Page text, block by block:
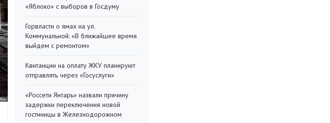
«Яблоко» с выборов в Госдуму
Горвласти о ямах на ул.
Коммунальной: «В ближайшее время
выйдем с ремонтом»
Квитанции на оплату ЖКУ планируют
отправлять через «Госуслуги»
«Россети Янтарь» назвали причину
задержки переключения новой
гостиницы в Железнодорожном